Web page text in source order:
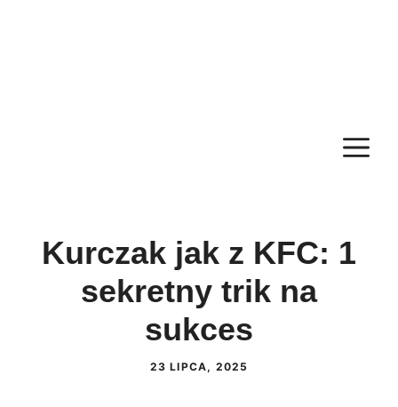
Kurczak jak z KFC: 1
sekretny trik na
sukces
23 LIPCA, 2025